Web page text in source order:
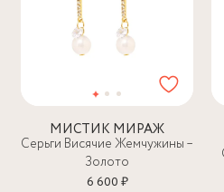
МИСТИК МИРАЖ
Серьги Висячие Жемчужины –
Золото
6 600 ₽